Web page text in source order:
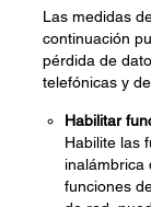
Las medidas
continuación
pérdida de
telefónicas y
Habilitar
Habilite las
inalámbrica
funciones